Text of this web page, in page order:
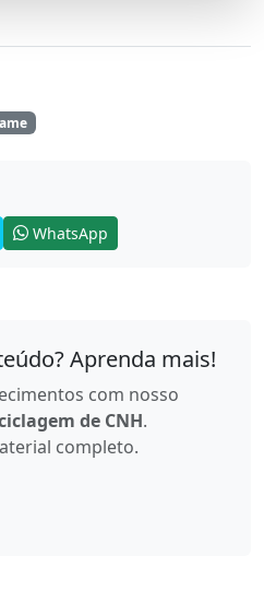
WhatsApp
Aprenda mais!
com nosso
de CNH.
completo.